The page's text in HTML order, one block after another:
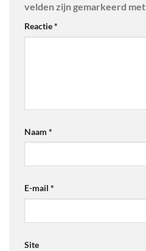
velden zijn gemarkeerd met
Reactie*
Naam *
E-mail *
Site